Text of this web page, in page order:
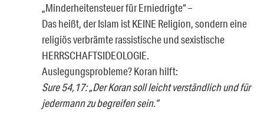
„Minderheitensteuer für Erniedrigte“ –
Das heißt, der Islam ist KEINE Religion, sondern eine
religiös verbrämte rassistische und sexistische
HERRSCHAFTSIDEOLOGIE.
Auslegungsprobleme? Koran hilft:
Sure 54,17: „Der Koran soll leicht verständlich und für
jedermann zu begreifen sein.“